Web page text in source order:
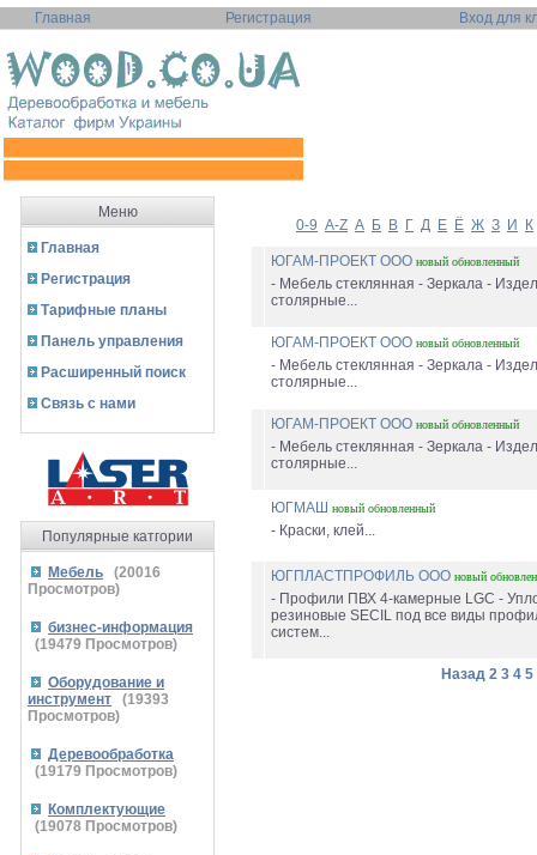
Главная Регистрация Вход для
Меню
Главная
Регистрация
Тарифные планы
Панель управления
Расширенный поиск
Связь с нами
Популярные катгории
Мебель (20016
Просмотров)
бизнес-информация
(19479 Просмотров)
Оборудование и
инструмент
(19393
Просмотров)
Деревообработка
(19179 Просмотров)
Комплектующие
(19078 Просмотров)
0-9 A-Z А Б В Г Д Е Ё Ж З И К
ЮГАМ-ПРОЕКТ ООО новый обновленный
- Мебель стеклянная - Зеркала -
столярные...
ЮГАМ-ПРОЕКТ ООО новый обновленный
- Мебель стеклянная - Зеркала -
столярные...
ЮГАМ-ПРОЕКТ ООО новый обновленный
- Мебель стеклянная - Зеркала -
столярные...
ЮГМАШ новый обновленный
- Краски, клей...
ЮГПЛАСТПРОФИЛЬ ООО новый
- Профили ПВХ 4-камерные LGC -
резиновые SECIL под все виды
систем...
Назад 2 3 4 5